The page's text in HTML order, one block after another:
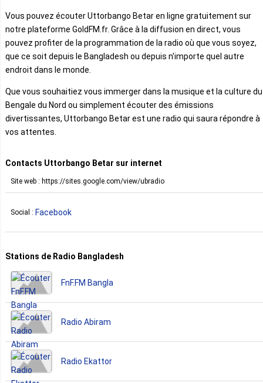
Vous pouvez écouter Uttorbango Betar en ligne gratuitement sur
notre plateforme GoldFM.fr. Grâce à la diffusion en direct, vous
pouvez profiter de la programmation de la radio où que vous soyez,
que ce soit depuis le Bangladesh ou depuis n'importe quel autre
endroit dans le monde.
Que vous souhaitiez vous immerger dans la musique et la culture du
Bengale du Nord ou simplement écouter des émissions
divertissantes, Uttorbango Betar est une radio qui saura répondre à
vos attentes.
Contacts Uttorbango Betar sur internet
Site web : https://sites.google.com/view/ubradio
Social : Facebook
Stations de Radio Bangladesh
FnF.FM Bangla
Radio Abiram
Radio Ekattor